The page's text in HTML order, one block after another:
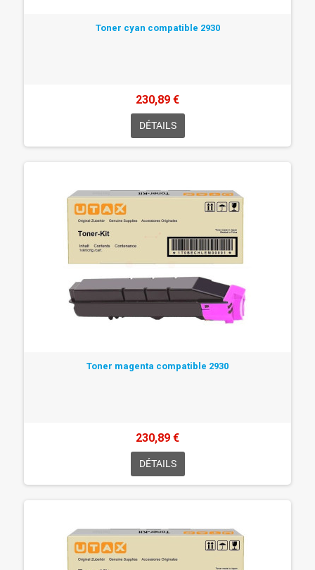
Toner cyan compatible 2930
230,89 €
DÉTAILS
Toner magenta compatible 2930
230,89 €
DÉTAILS